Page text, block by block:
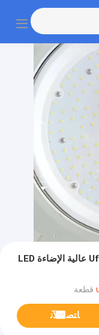
فئة 1 المنطقة 2 مقاومة للانفجار أضواء Ufo عالية الإضاءة LED
ﺎﺘﺼﻟ ﺍﻶﻧ